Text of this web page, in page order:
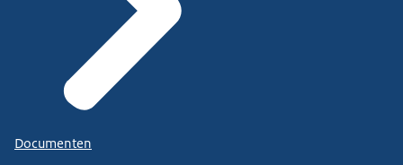
Documenten